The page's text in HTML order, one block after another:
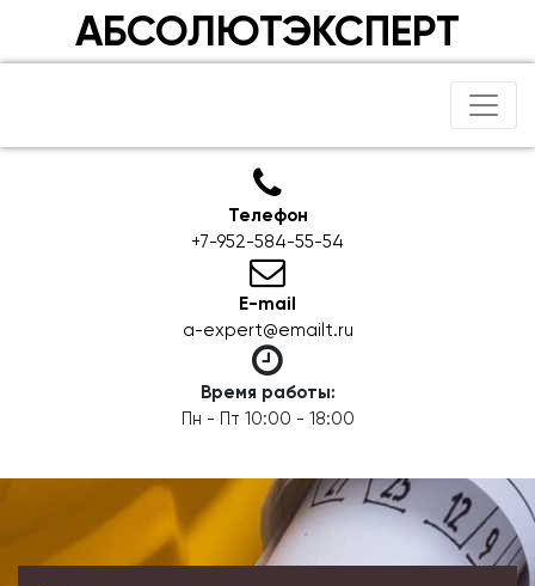
АБСОЛЮТЭКСПЕРТ
Телефон
+7-952-584-55-54
E-mail
a-expert@emailt.ru
Время работы:
Пн - Пт 10:00 - 18:00